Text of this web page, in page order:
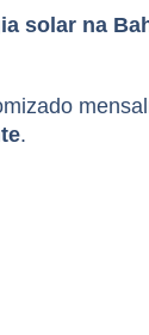
solar na
.